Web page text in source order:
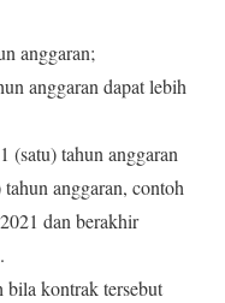
anggaran;
anggaran dapat lebih
(satu) tahun anggaran
anggaran, contoh
dan berakhir
kontrak tersebut